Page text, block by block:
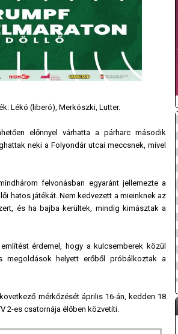
Lékó (liberó), Merkószki, Lutter.
előnnyel várhatta a párharc második
neki a Folyondár utcai meccsnek, mivel
felvonásban egyaránt jellemezte a
hatos játékát. Nem kedvezett a mieinknek az
és ha bajba kerültek, mindig kimásztak a
érdemel, hogy a kulcsemberek közül
helyett erőből próbálkoztak a
mérkőzését április 16-án, kedden 18
2-es csatornája élőben közvetíti.